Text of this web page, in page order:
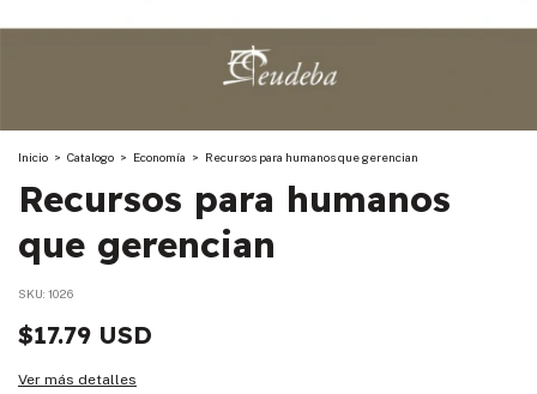
Inicio > Catalogo > Economía > Recursos para humanos que gerencian
Recursos para humanos
que gerencian
SKU: 1026
$17.79 USD
Ver más detalles